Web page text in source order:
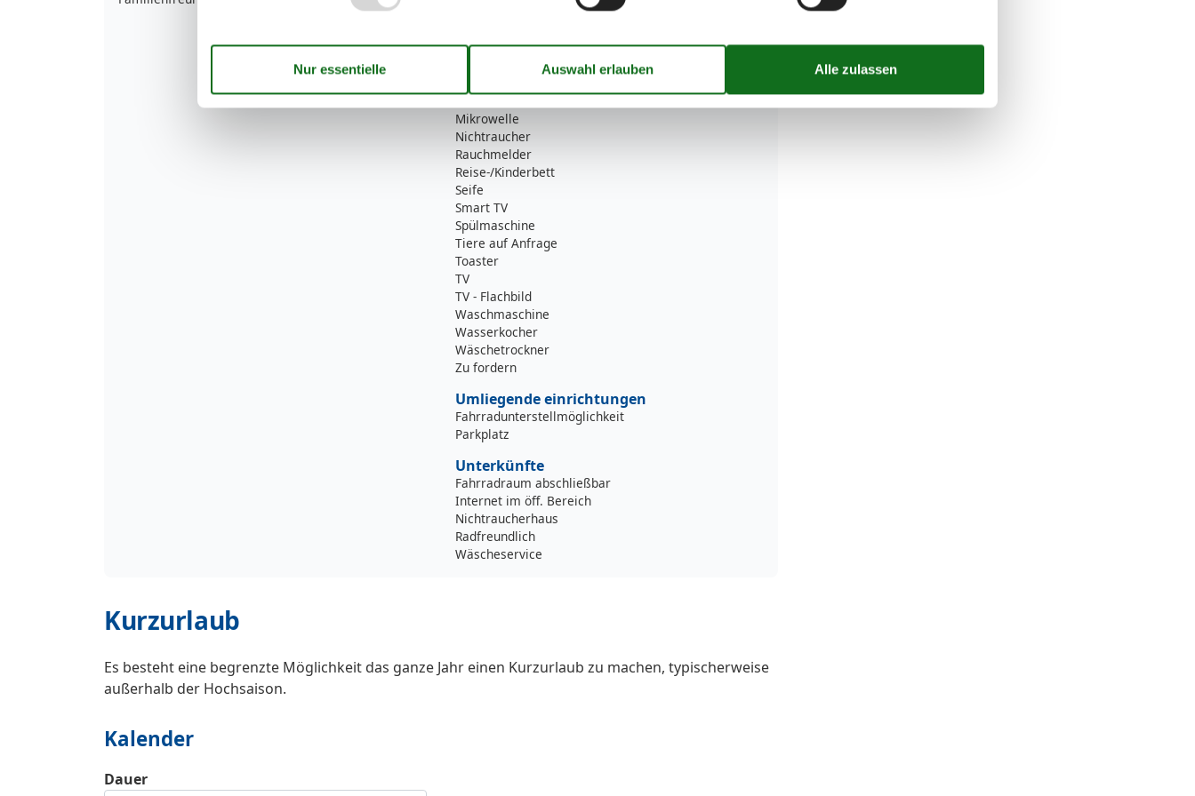
Kaffeemaschine
Mehrere Schlafzimmer
Mikrowelle
Nichtraucher
Rauchmelder
Reise-/Kinderbett
Seife
Smart TV
Spülmaschine
Tiere auf Anfrage
Toaster
TV
TV - Flachbild
Waschmaschine
Wasserkocher
Wäschetrockner
Zu fordern
Umliegende einrichtungen
Fahrradunterstellmöglichkeit
Parkplatz
Unterkünfte
Fahrradraum abschließbar
Internet im öff. Bereich
Nichtraucherhaus
Radfreundlich
Wäscheservice
Kurzurlaub
Es besteht eine begrenzte Möglichkeit das ganze Jahr einen Kurzurlaub zu machen, typischerweise
außerhalb der Hochsaison.
Kalender
Dauer